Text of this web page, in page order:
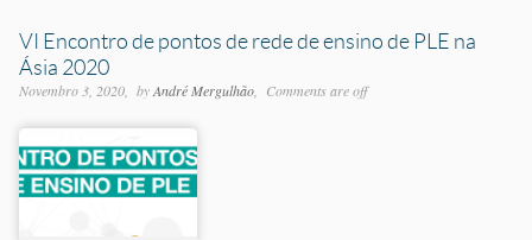
VI Encontro de pontos de rede de ensino de PLE na
Ásia 2020
Novembro 3, 2020 byAndré Mergulhão Comments are off